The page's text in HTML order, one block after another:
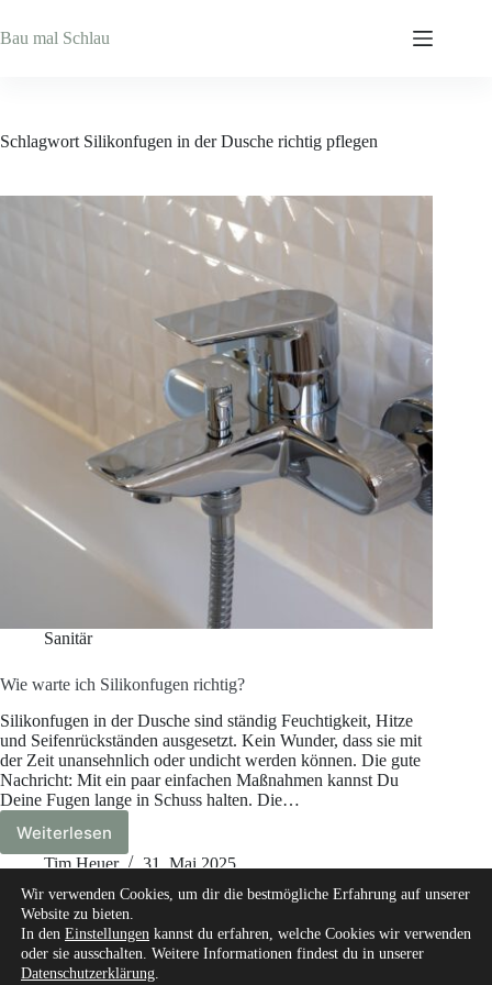
Inhalt
springen
Bau mal Schlau
Schlagwort Silikonfugen in der Dusche richtig pflegen
Sanitär
Wie warte ich Silikonfugen richtig?
Silikonfugen in der Dusche sind ständig Feuchtigkeit, Hitze
und Seifenrückständen ausgesetzt. Kein Wunder, dass sie mit
der Zeit unansehnlich oder undicht werden können. Die gute
Nachricht: Mit ein paar einfachen Maßnahmen kannst Du
Deine Fugen lange in Schuss halten. Die…
Weiterlesen
Wie
warte
Silikonfugen
richtig?
Tim Heuer 31. Mai 2025
Start Über mich
Wir verwenden Cookies, um dir die bestmögliche Erfahrung auf unserer
Website zu bieten.
In den Einstellungen kannst du erfahren, welche Cookies wir verwenden
oder sie ausschalten. Weitere Informationen findest du in unserer
Datenschutzerklärung.